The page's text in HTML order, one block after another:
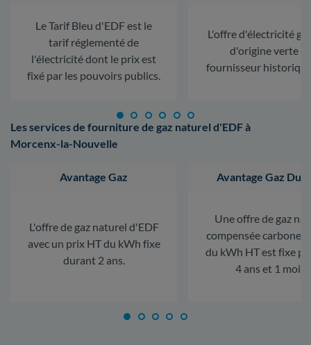
Le Tarif Bleu d'EDF est le
tarif réglementé de
l'électricité dont le prix est
fixé par les pouvoirs publics.
L'offre d'électricité
d'origine verte
fournisseur
Les services de fourniture de gaz naturel d'EDF à
Morcenx-la-Nouvelle
Avantage Gaz
L'offre de gaz naturel d'EDF
avec un prix HT du kWh fixe
durant 2 ans.
Avantage Gaz
Une offre de gaz
compensée carbone.
du kWh HT est fixe
4 ans et 1 mois.